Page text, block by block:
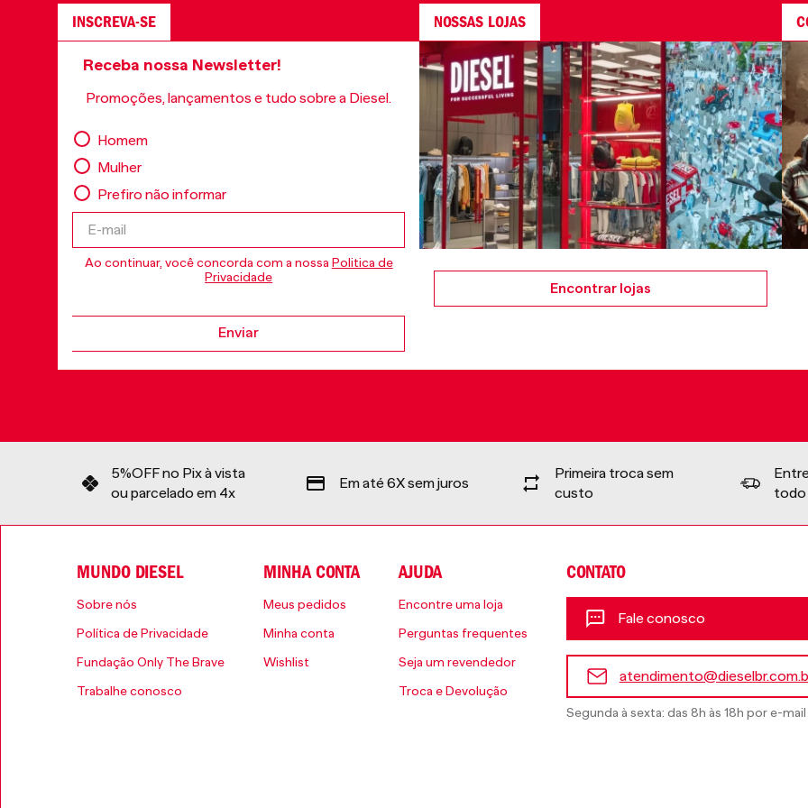
INSCREVA-SE
Receba nossa Newsletter!
Promoções, lançamentos e tudo sobre a Diesel.
Homem
Mulher
Prefiro não informar
Ao continuar, você concorda com a nossa Politica de
Privacidade
Enviar
NOSSAS LOJAS
Encontrar lojas
5%OFF no Pix à vista
ou parcelado em 4x
Em até 6X sem juros
Primeira troca sem
custo
todo
MUNDO DIESEL
Sobre nós
Política de Privacidade
Fundação Only The Brave
Trabalhe conosco
MINHA CONTA
Meus pedidos
Minha conta
Wishlist
AJUDA
Encontre uma loja
Perguntas frequentes
Seja um revendedor
Troca e Devolução
CONTATO
Fale conosco
Segunda à sexta: das 8h às 18h por e-mail